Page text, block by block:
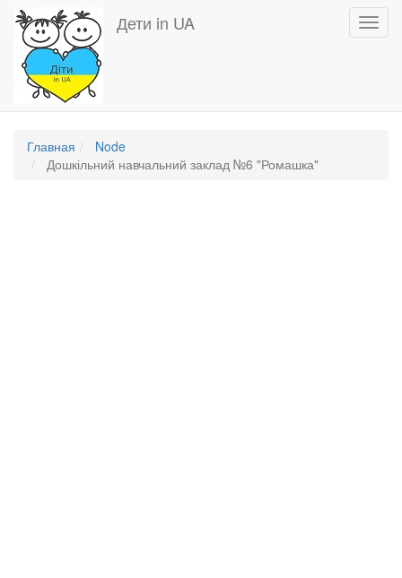
Перейти
основному
содержанию
Дети in UA
Главная
Node
Дошкільний навчальний заклад №6 "Ромашка"